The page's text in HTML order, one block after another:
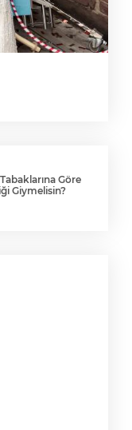
Göre
Giymelisin?